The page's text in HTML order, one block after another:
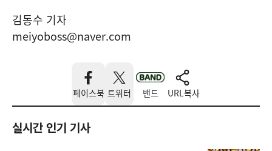
김동수 기자
meiyoboss@naver.com
페이스북 트위터 밴드 URL복사
실시간 인기 기사